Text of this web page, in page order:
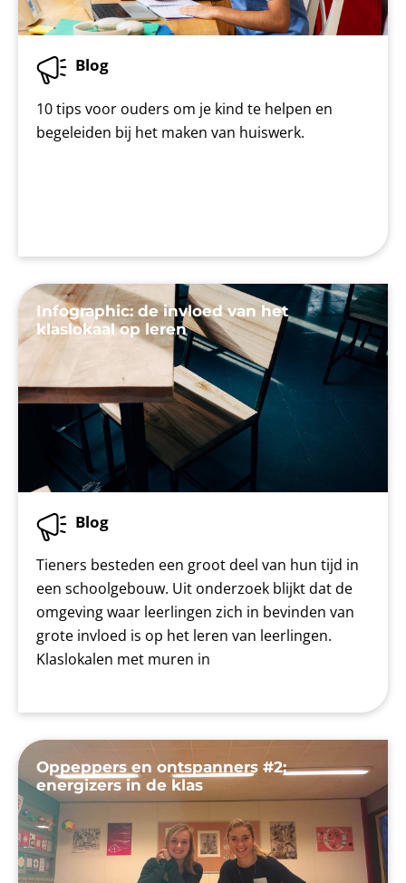
Blog
10 tips voor ouders om je kind te helpen en
begeleiden bij het maken van huiswerk.
Infographic: de invloed van het
klaslokaal op leren
Blog
Tieners besteden een groot deel van hun tijd in
een schoolgebouw. Uit onderzoek blijkt dat de
omgeving waar leerlingen zich in bevinden van
grote invloed is op het leren van leerlingen.
Klaslokalen met muren in
Oppeppers en ontspanners #2:
energizers in de klas